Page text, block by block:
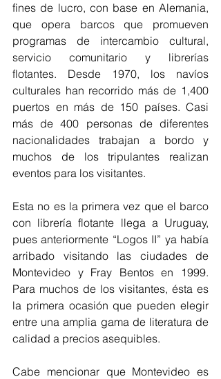
fines de lucro, con base en Alemania,
que opera barcos que promueven
programas de intercambio cultural,
servicio comunitario y librerías
flotantes. Desde 1970, los navíos
culturales han recorrido más de 1,400
puertos en más de 150 países. Casi
más de 400 personas de diferentes
nacionalidades trabajan a bordo y
muchos de los tripulantes realizan
eventos para los visitantes.
Esta no es la primera vez que el barco
con librería flotante llega a Uruguay,
pues anteriormente “Logos II” ya había
arribado visitando las ciudades de
Montevideo y Fray Bentos en 1999.
Para muchos de los visitantes, ésta es
la primera ocasión que pueden elegir
entre una amplia gama de literatura de
calidad a precios asequibles.
Cabe mencionar que Montevideo es